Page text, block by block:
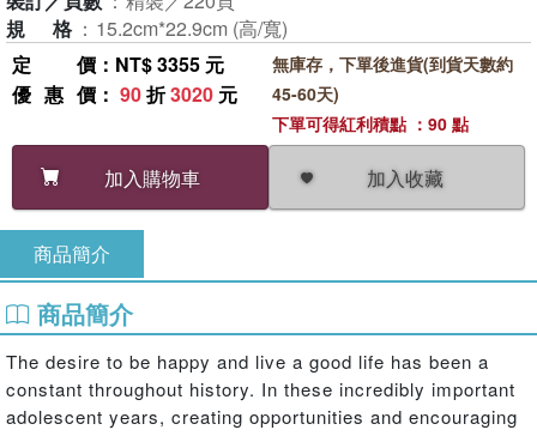
規格 ： 15.2cm*22.9cm (高/寬)
定價 ：NT$ 3355 元
優惠價 ： 90折3020 元
加入購物車 加入收藏
無庫存，下單後進貨(到貨天數約
45-60天)
下單可得紅利積點 ：90 點
商品簡介
商品簡介
The desire to be happy and live a good life has been a
constant throughout history. In these incredibly important
adolescent years, creating opportunities and encouraging